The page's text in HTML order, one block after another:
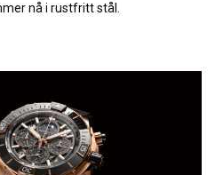
nå i rustfritt stål.